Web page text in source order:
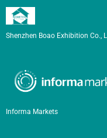
Shenzhen Boao Exhibition Co.,
Informa Markets